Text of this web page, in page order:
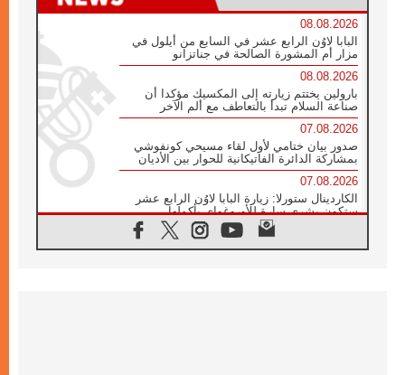
08.08.2026
البابا لاوُن الرابع عشر في السابع من أيلول في
مزار أم المشورة الصالحة في جناتزانو
08.08.2026
بارولين يختتم زيارته إلى المكسيك مؤكدا أن
صناعة السلام تبدأ بالتعاطف مع ألم الآخر
07.08.2026
صدور بيان ختامي لأول لقاء مسيحي كونفوشي
بمشاركة الدائرة الفاتيكانية للحوار بين الأديان
07.08.2026
الكاردينال ستورلا: زيارة البابا لاوُن الرابع عشر
ستكون بشرى سارة للأوروغواي بأكملها
الفاتيكان يعلن برنامج الزيارة الرسولية للبابا لاوُن